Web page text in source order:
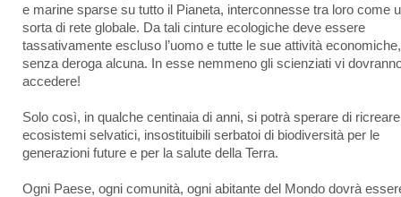
e marine sparse su tutto il Pianeta, interconnesse tra loro come
sorta di rete globale. Da tali cinture ecologiche deve essere
tassativamente escluso l’uomo e tutte le sue attività economiche,
senza deroga alcuna. In esse nemmeno gli scienziati vi
accedere!
Solo così, in qualche centinaia di anni, si potrà sperare di
ecosistemi selvatici, insostituibili serbatoi di biodiversità per le
generazioni future e per la salute della Terra.
Ogni Paese, ogni comunità, ogni abitante del Mondo dovrà